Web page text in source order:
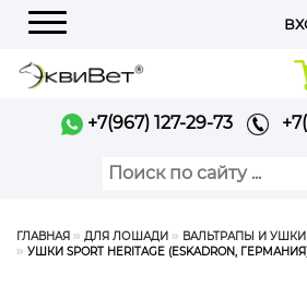
Меню
+7(967) 127-29-73
ГЛАВНАЯ ДЛЯ ЛОШАДИ
ВАЛЬТРАПЫ И УШКИ
УШКИ SPORT HERITAGE (ESKADRON,